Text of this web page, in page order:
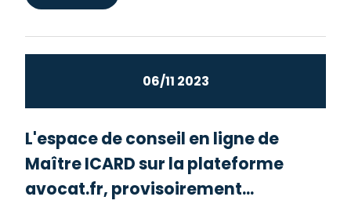
06/11 2023
L'espace de conseil en ligne de
Maître ICARD sur la plateforme
avocat.fr, provisoirement...